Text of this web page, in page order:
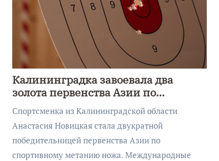
Калининградка завоевала два
золота первенства Азии по
метанию ножа
Спортсменка из Калининградской области
Анастасия Новицкая стала двукратной
победительницей первенства Азии по
спортивному метанию ножа. Международные